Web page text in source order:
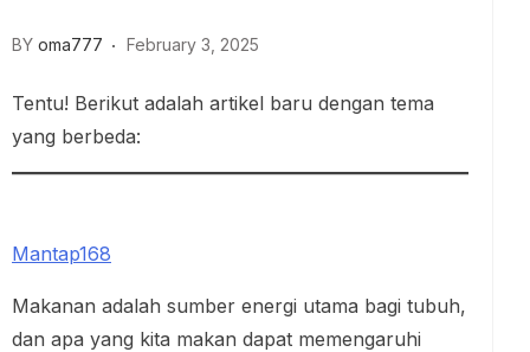
BY oma777 February 3, 2025
Tentu! Berikut adalah artikel baru dengan tema
yang berbeda:
Mantap168
Makanan adalah sumber energi utama bagi tubuh,
dan apa yang kita makan dapat memengaruhi